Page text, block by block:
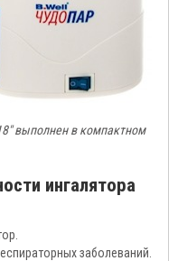
выполнен в компактном
ингалятора
заболеваний.